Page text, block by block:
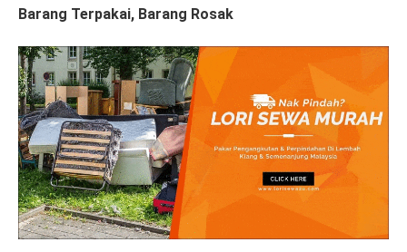
Barang Terpakai, Barang Rosak